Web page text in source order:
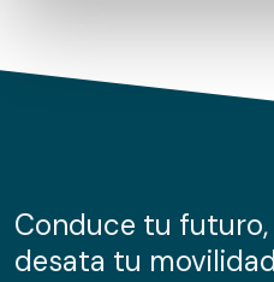
de cookies.
información sobre el uso que
nuestros partners de redes
Conduce tu futuro,
desata tu movilidad